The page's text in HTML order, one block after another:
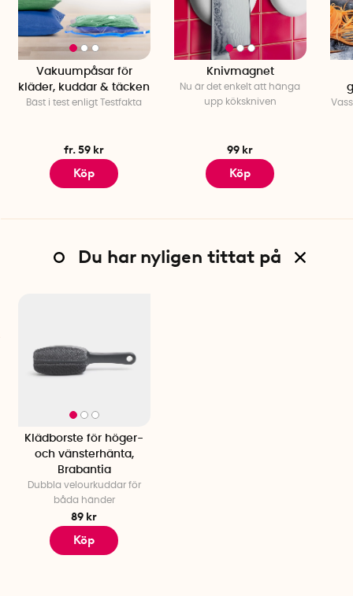
Vakuumpåsar för
kläder, kuddar & täcken
Bäst i test enligt Testfakta
fr. 59 kr
Köp
Knivmagnet
Nu är det enkelt att hänga
upp kökskniven
99 kr
Köp
Du har nyligen tittat på
Klädborste för höger-
och vänsterhänta,
Brabantia
Dubbla velourkuddar för
båda händer
89 kr
Köp